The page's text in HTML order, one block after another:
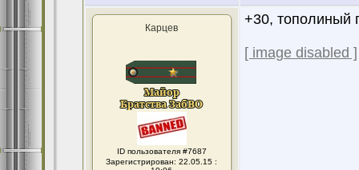
Карцев
ID пользователя #7687
Зарегистрирован: 22.05.15 :
+30, тополиный
[ image disabled ]